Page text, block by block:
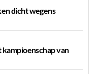
dicht wegens
van